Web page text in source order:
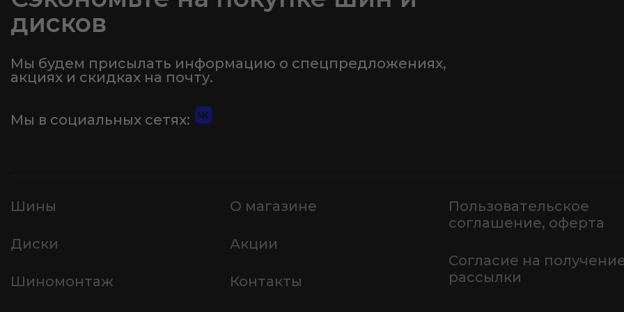
дисков
Мы будем присылать информацию о спецпредложениях,
акциях и скидках на почту.
Мы в социальных сетях:
Шины
Диски
Шиномонтаж
О магазине
Акции
Контакты
Пользовательское
соглашение, оферта
Согласие на
рассылки